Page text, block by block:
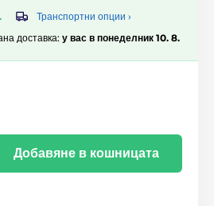
Транспортни опции ›
доставка: у вас в понеделник 10. 8.
Добавяне в кошницата